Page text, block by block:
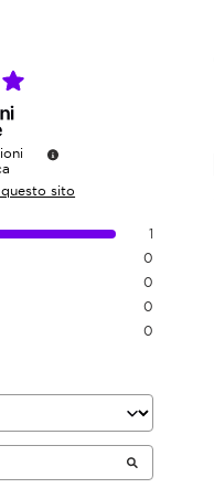
sito
1
0
0
0
0